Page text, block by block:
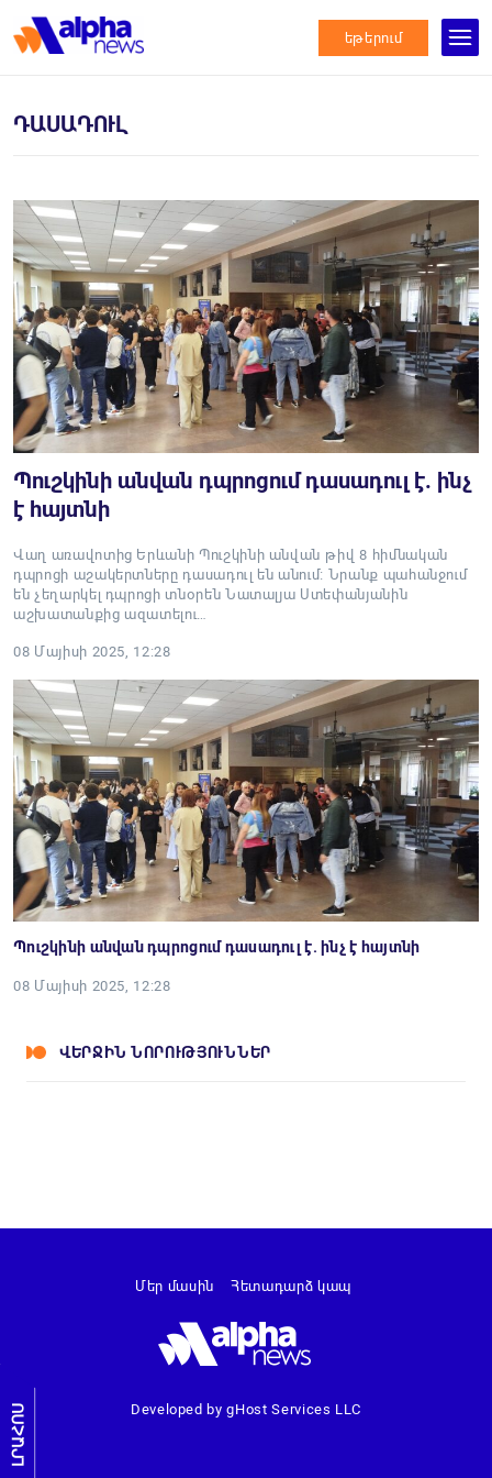
եթերում
ԴԱՍԱԴՈՒԼ
Պուշկինի անվան դպրոցում դասադուլ է. ինչ
է հայտնի
Վաղ առավոտից Երևանի Պուշկինի անվան թիվ 8 հիմնական
դպրոցի աշակերտները դասադուլ են անում։ Նրանք պահանջում
են չեղարկել դպրոցի տնօրեն Նատալյա Ստեփանյանին
աշխատանքից ազատելու…
08 Մայիսի 2025, 12:28
Պուշկինի անվան դպրոցում դասադուլ է. ինչ է հայտնի
08 Մայիսի 2025, 12:28
ՎԵՐՋԻՆ ՆՈՐՈՒԹՅՈՒՆՆԵՐ
ԼՐԱՀՈՍ Developed by gHost Services LLC
Մեր մասին Հետադարձ կապ